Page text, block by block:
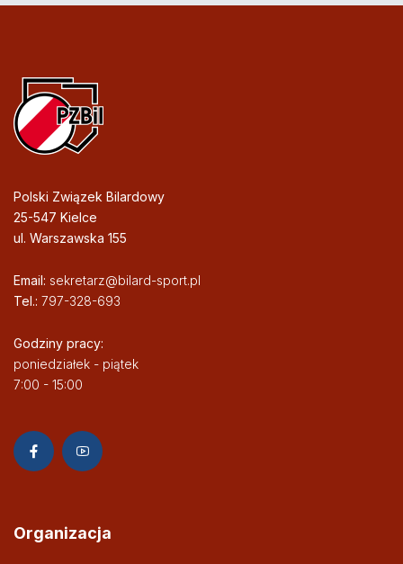
Polski Związek Bilardowy
25-547 Kielce
ul. Warszawska 155
Email: sekretarz@bilard-sport.pl
Tel.: 797-328-693
Godziny pracy:
poniedziałek - piątek
7:00 - 15:00
Organizacja